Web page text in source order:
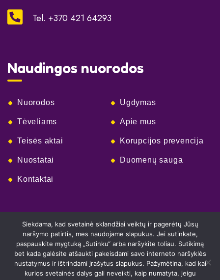
Tel. +370 421 64293
Naudingos nuorodos
Nuorodos Ugdymas
Tėveliams Apie mus
Teisės aktai Korupcijos prevencija
Nuostatai Duomenų sauga
Kontaktai
© Visos teisės saugomos Pakruojo r. Linkuvos
Siekdama, kad svetainė sklandžiai veiktų ir pagerėtų Jūsų
naršymo patirtis, mes naudojame slapukus. Jei sutinkate,
paspauskite mygtuką „Sutinku“ arba naršykite toliau. Sutikimą
bet kada galėsite atšaukti pakeisdami savo interneto naršyklės
nustatymus ir ištrindami įrašytus slapukus. Pažymėtina, kad kai
kurios svetainės dalys gali neveikti, kaip numatyta, jeigu